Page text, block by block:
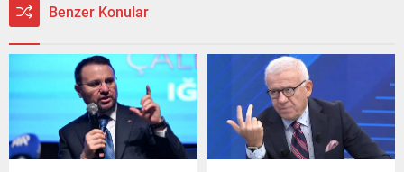
Benzer Konular